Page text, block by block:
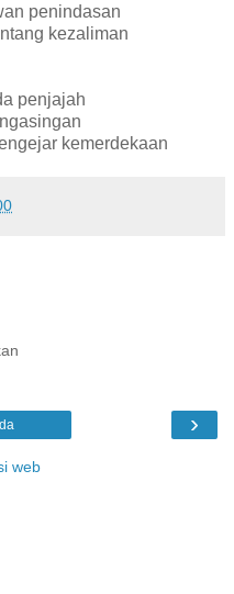
penindasan
kezaliman
penjajah
kemerdekaan
›
web